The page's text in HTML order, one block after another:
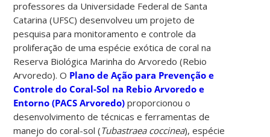
professores da Universidade Federal de Santa
Catarina (UFSC) desenvolveu um projeto de
pesquisa para monitoramento e controle da
proliferação de uma espécie exótica de coral na
Reserva Biológica Marinha do Arvoredo (Rebio
Arvoredo). O Plano de Ação para Prevenção e
Controle do Coral-Sol na Rebio Arvoredo e
Entorno (PACS Arvoredo) proporcionou o
desenvolvimento de técnicas e ferramentas de
manejo do coral-sol (Tubastraea coccinea), espécie